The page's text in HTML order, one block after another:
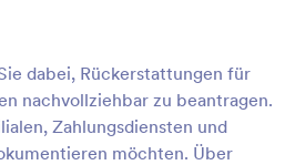
dabei, Rückerstattungen für
nachvollziehbar zu beantragen.
Zahlungsdiensten und
möchten. Über
: